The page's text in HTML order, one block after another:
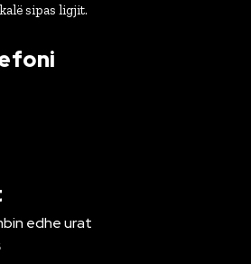
sipas ligjit.
edhe urat